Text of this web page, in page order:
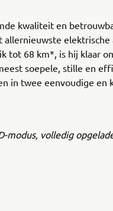
kwaliteit en
tot 68 km*, is hij klaar
soepele, stille en
in twee eenvoudige en
modus, volledig